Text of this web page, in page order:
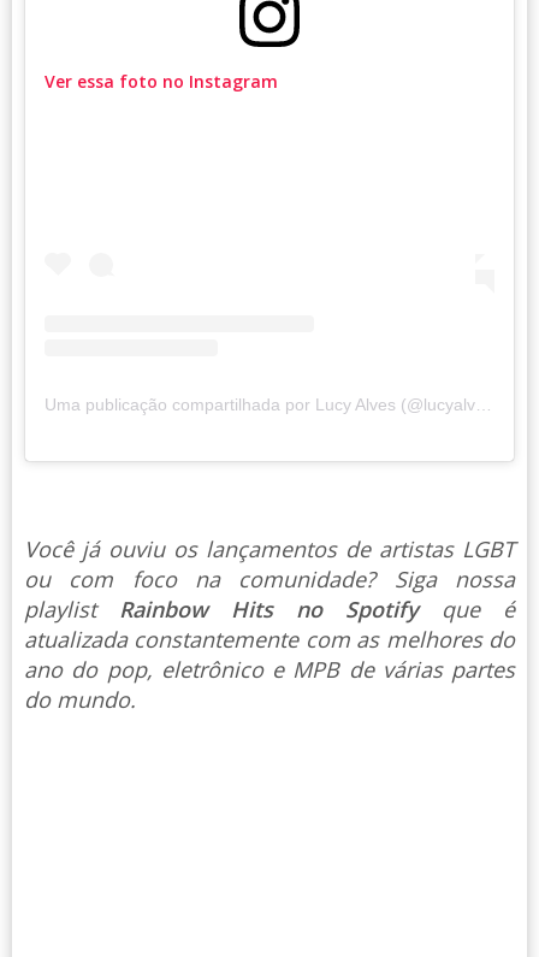
Ver essa foto no Instagram
Uma publicação compartilhada por Lucy Alves (@lucyalves)
Você já ouviu os lançamentos de artistas LGBT
ou com foco na comunidade? Siga nossa
playlist Rainbow Hits no Spotify que é
atualizada constantemente com as melhores do
ano do pop, eletrônico e MPB de várias partes
do mundo.